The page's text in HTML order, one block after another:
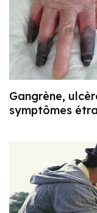
Gangrène,
symptômes